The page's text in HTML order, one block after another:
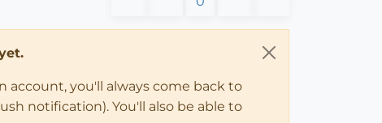
account, you'll always come back to
notification). You'll also be able to